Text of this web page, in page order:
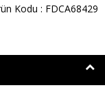
Kodu : FDCA68429